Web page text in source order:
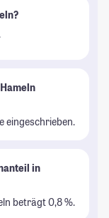
eingeschrieben.
in
beträgt 0,8 %.